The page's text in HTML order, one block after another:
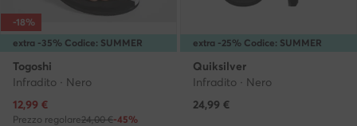
extra -35% Codice: SUMMER
-18%
Togoshi
Infradito · Nero
Prezzo attuale
12,99 €
Prezzo regolare24,00 €-45%
extra -25% Codice: SUMMER
Quiksilver
Infradito · Nero
24,99 €